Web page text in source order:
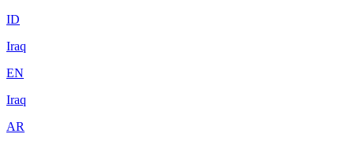
ID
Iraq
EN
Iraq
AR